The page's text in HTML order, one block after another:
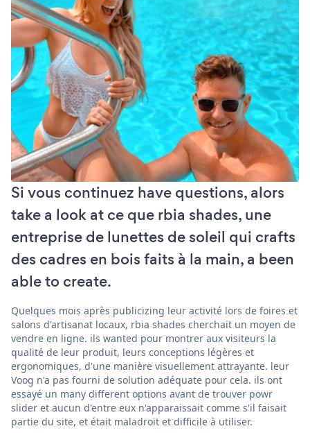
Si vous continuez have questions, alors
take a look at ce que rbia shades, une
entreprise de lunettes de soleil qui crafts
des cadres en bois faits à la main, a been
able to create.
Quelques mois après publicizing leur activité lors de foires et
salons d'artisanat locaux, rbia shades cherchait un moyen de
vendre en ligne. ils wanted pour montrer aux visiteurs la
qualité de leur produit, leurs conceptions légères et
ergonomiques, d'une manière visuellement attrayante. leur
Voog n'a pas fourni de solution adéquate pour cela. ils ont
essayé un many different options avant de trouver powr
slider et aucun d'entre eux n'apparaissait comme s'il faisait
partie du site, et était maladroit et difficile à utiliser.